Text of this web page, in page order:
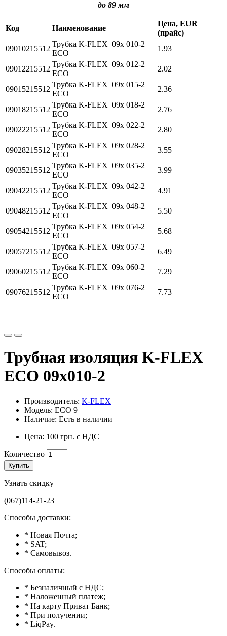
до 89 мм
Код Наименование
Цена, EUR
(прайс)
09010215512
Трубка K-FLEX 09x 010-2
ECO
1.93
09012215512
Трубка K-FLEX 09x 012-2
ECO
2.02
09015215512
Трубка K-FLEX 09x 015-2
ECO
2.36
09018215512
Трубка K-FLEX 09x 018-2
ECO
2.76
09022215512
Трубка K-FLEX 09x 022-2
ECO
2.80
09028215512
Трубка K-FLEX 09x 028-2
ECO
3.55
09035215512
Трубка K-FLEX 09x 035-2
ECO
3.99
09042215512
Трубка K-FLEX 09x 042-2
ECO
4.91
09048215512
Трубка K-FLEX 09x 048-2
ECO
5.50
09054215512
Трубка K-FLEX 09x 054-2
ECO
5.68
09057215512
Трубка K-FLEX 09x 057-2
ECO
6.49
09060215512
Трубка K-FLEX 09x 060-2
ECO
7.29
09076215512
Трубка K-FLEX 09x 076-2
ECO
7.73
Трубная изоляция K-FLEX
ECO 09x010-2
Производитель: K-FLEX
Модель: ECO 9
Наличие: Есть в наличии
Цена: 100 грн. с НДС
Количество
Купить
Узнать скидку
(067)114-21-23
Способы доставки:
* Новая Почта;
* SAT;
* Самовывоз.
Способы оплаты:
* Безналичный с НДС;
* Наложенный платеж;
* На карту Приват Банк;
* При получении;
* LiqPay.